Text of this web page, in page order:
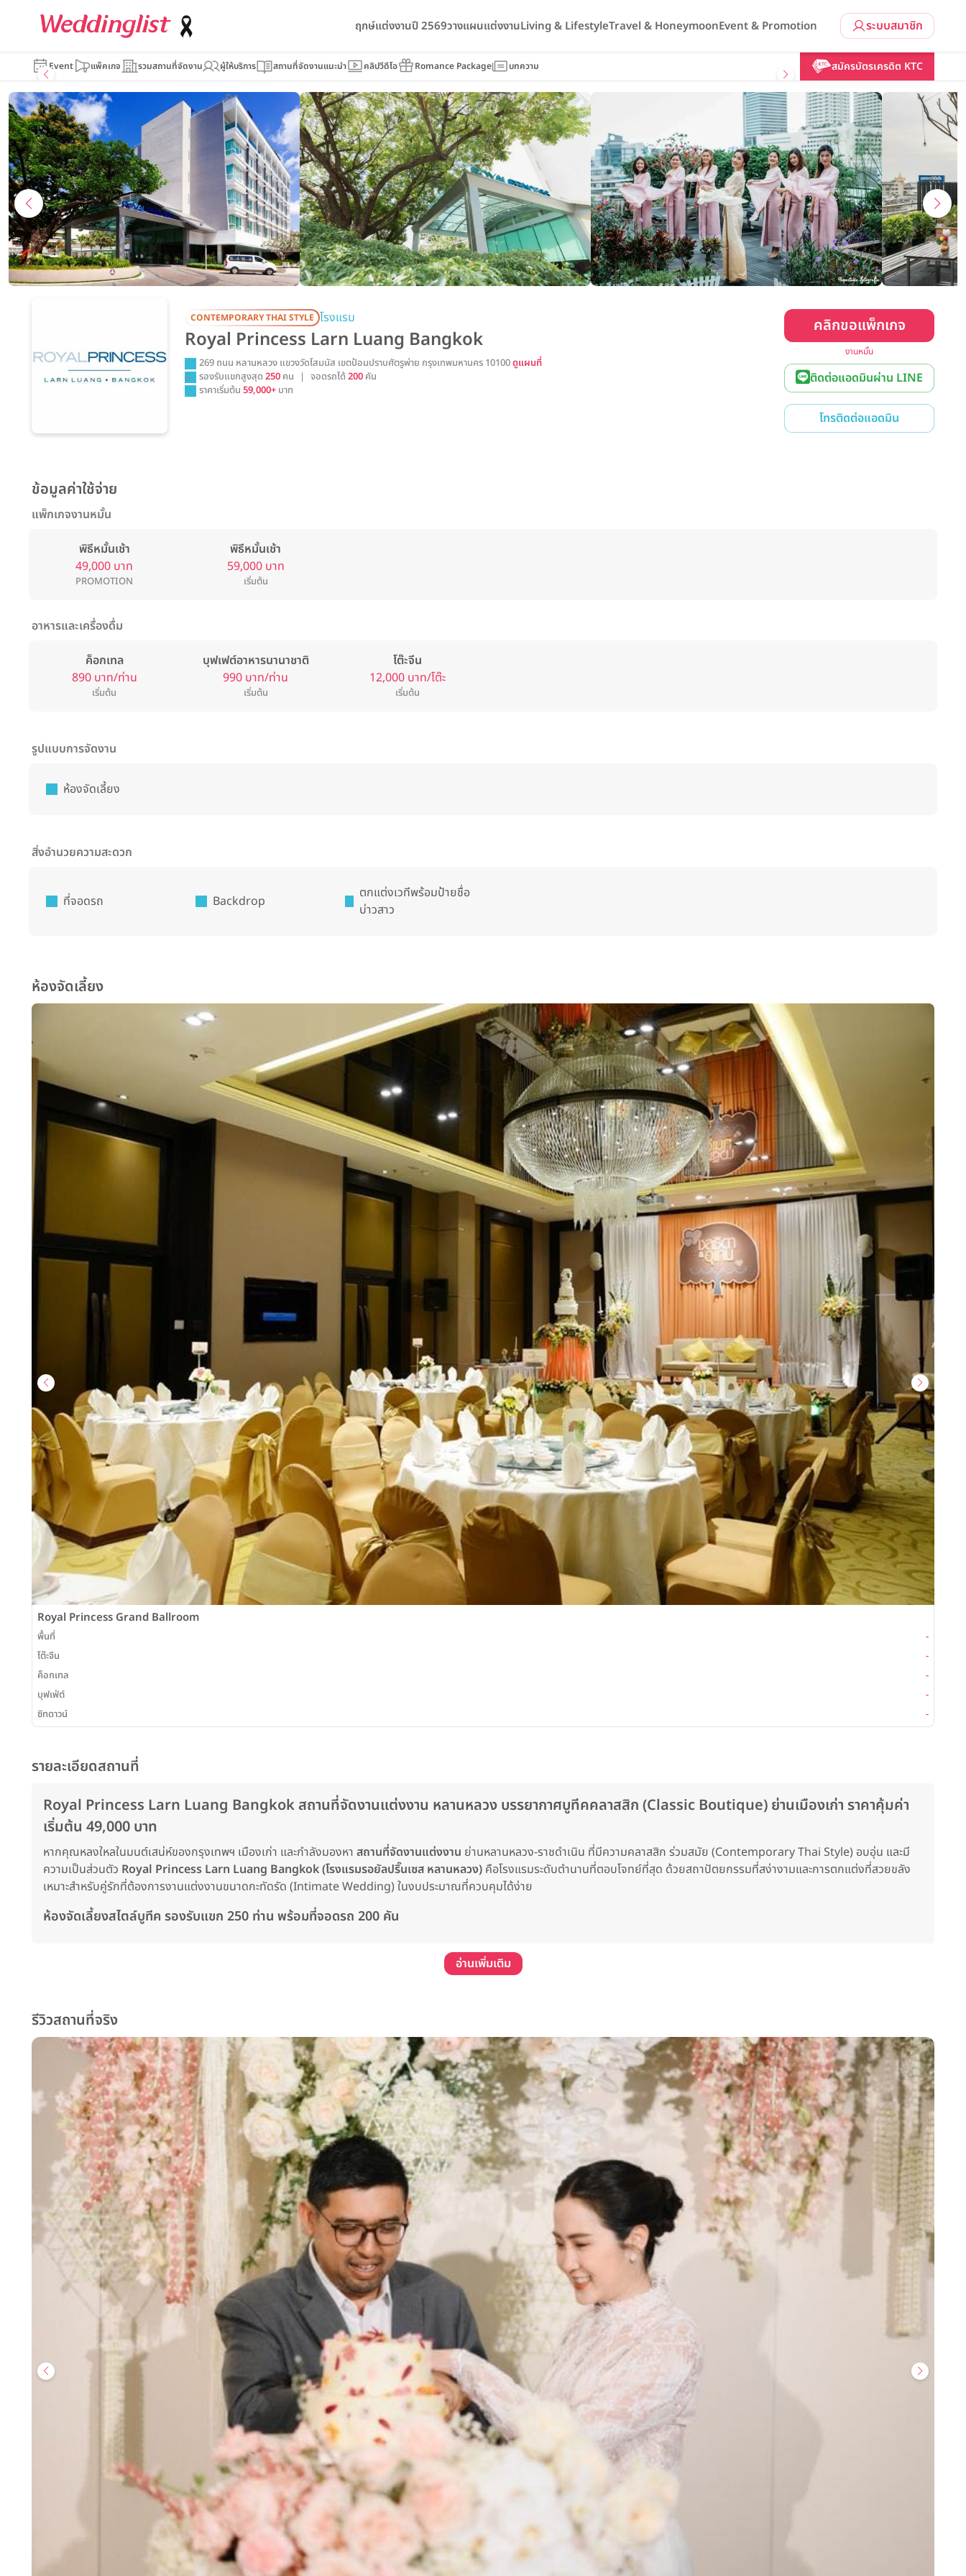
ระบบสมาชิก
ฤกษ์แต่งงานปี 2569วางแผนแต่งงานLiving & LifestyleTravel & HoneymoonEvent & Promotion
Event แพ็คเกจ รวมสถานที่จัดงาน ผู้ให้บริการ สถานที่จัดงานแนะนำ คลิปวีดีโอ Romance Package บทความ สมัครบัตรเครดิต KTC
Royal Princess Larn Luang Bangkok คลิกขอแพ็กเกจ
CONTEMPORARY THAI STYLE โรงแรม
Royal Princess Larn Luang Bangkok
269 ถนน หลานหลวง แขวงวัดโสมนัส เขตป้อมปราบศัตรูพ่าย กรุงเทพมหานคร 10100ดูแผนที่
รองรับแขกสูงสุด250 คน | จอดรถได้200 คัน
ราคาเริ่มต้น59,000+ บาท
คลิกขอแพ็กเกจ
งานหมั้น
ติดต่อแอดมินผ่าน LINE
โทรติดต่อแอดมิน
ข้อมูลค่าใช้จ่าย
แพ็กเกจงานหมั้น
พิธีหมั้นเช้า
49,000 บาท
PROMOTION
พิธีหมั้นเช้า
59,000 บาท
เริ่มต้น
อาหารและเครื่องดื่ม
ค็อกเทล
890 บาท/ท่าน
เริ่มต้น
บุฟเฟต์อาหารนานาชาติ
990 บาท/ท่าน
เริ่มต้น
โต๊ะจีน
12,000 บาท/โต๊ะ
เริ่มต้น
รูปแบบการจัดงาน
ห้องจัดเลี้ยง
สิ่งอำนวยความสะดวก
ที่จอดรถ Backdrop
ตกแต่งเวทีพร้อมป้ายชื่อ
บ่าวสาว
ห้องจัดเลี้ยง
Royal Princess Grand Ballroom
พื้นที่
-
โต๊ะจีน
-
ค็อกเทล
-
บุฟเฟ่ต์
-
ซิทดาวน์
-
รายละเอียดสถานที่
Royal Princess Larn Luang Bangkok สถานที่จัดงานแต่งงาน หลานหลวง บรรยากาศบูทีคคลาสสิก (Classic Boutique) ย่านเมืองเก่า ราคาคุ้มค่า
เริ่มต้น 49,000 บาท
หากคุณหลงใหลในมนต์เสน่ห์ของกรุงเทพฯ เมืองเก่า และกำลังมองหา สถานที่จัดงานแต่งงาน ย่านหลานหลวง-ราชดำเนิน ที่มีความคลาสสิก ร่วมสมัย (Contemporary Thai Style) อบอุ่น และมี
ความเป็นส่วนตัว Royal Princess Larn Luang Bangkok (โรงแรมรอยัลปริ๊นเซส หลานหลวง) คือโรงแรมระดับตำนานที่ตอบโจทย์ที่สุด ด้วยสถาปัตยกรรมที่สง่างามและการตกแต่งที่สวยขลัง
เหมาะสำหรับคู่รักที่ต้องการงานแต่งงานขนาดกะทัดรัด (Intimate Wedding) ในงบประมาณที่ควบคุมได้ง่าย
ห้องจัดเลี้ยงสไตล์บูทีค รองรับแขก 250 ท่าน พร้อมที่จอดรถ 200 คัน
อ่านเพิ่มเติม
รีวิวสถานที่จริง